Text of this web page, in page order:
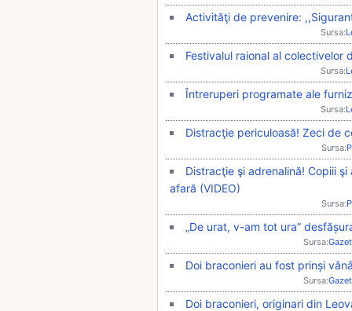
Activităţi de prevenire:
Sursa:
Festivalul raional al colectivelor
Sursa:
Întreruperi programate ale
Sursa:
Distracţie periculoasă! Zeci de
Sursa:
Distracţie şi adrenalină! Copiii
afară (VIDEO)
Sursa:
„De urat, v-am tot ura”
Sursa:
Doi braconieri au fost prinși
Sursa:
Doi braconieri, originari din